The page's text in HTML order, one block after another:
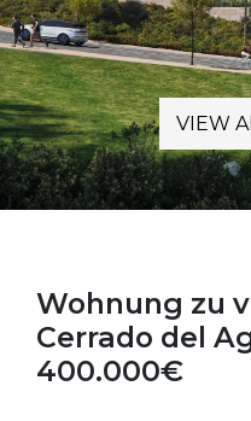
VIEW
Wohnung zu
Cerrado del
400.000€